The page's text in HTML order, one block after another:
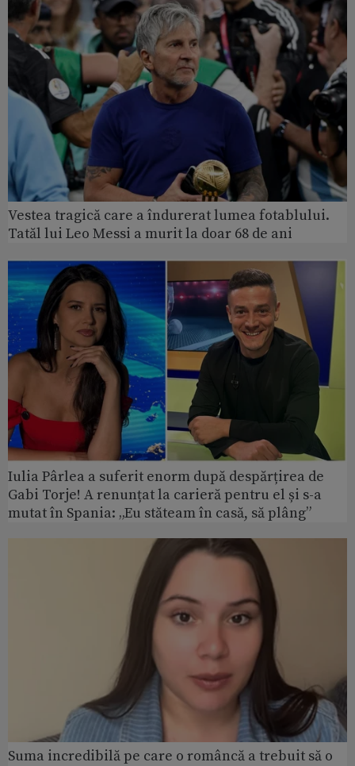
Vestea tragică care a îndurerat lumea fotablului.
Tatăl lui Leo Messi a murit la doar 68 de ani
Iulia Pârlea a suferit enorm după despărțirea de
Gabi Torje! A renunțat la carieră pentru el și s-a
mutat în Spania: „Eu stăteam în casă, să plâng”
Suma incredibilă pe care o româncă a trebuit să o